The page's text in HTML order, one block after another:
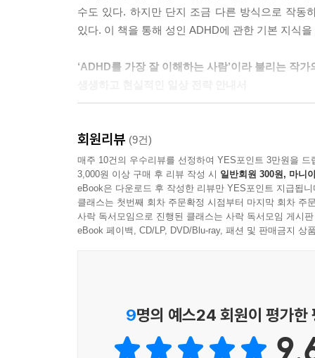
수도 있다. 하지만 단지 조금 다른 방식으로 작동
있다. 이 책을 통해 성인 ADHD에 관한 기본 지식
‘ADHD를 가장 잘 이해하는 사람’이라 불리는 작가
알았기에 자신이 ADHD일 리 없다고 생각했다.
ADHD에 관해 새로운 시각을 갖게 되면서 더
진단받지 못해 적절한 치료를 놓친 이들을 위해
과정에서 ADHD 뇌의 특성과 가장 잘 어울리
방법에서 시작해 모호한 시간 개념에서 오는 문
벌어지는 여러 어려움을 극복하기 위한 전략 등
‘ADHD 뇌를 가장 잘 이해하는 사람’으로 여러
통찰과 일상 전략, 개인적 경험을 나눴다. 특히
회원리뷰 (9건)
매주 10건의 우수리뷰를 선정하여 YES포인트 3만원을 드
3,000원 이상 구매 후 리뷰 작성 시 일반회원 300원, 마니
eBook은 다운로드 후 작성한 리뷰만 YES포인트 지급됩니
클래스는 첫번째 회차 주문확정 시점부터 마지막 회차 주
사락 독서모임으로 진행된 클래스는 사락 독서모임 게시
eBook 페이백, CD/LP, DVD/Blu-ray, 패션 및 판매금지 상
9명의 예스24 회원이 평가한